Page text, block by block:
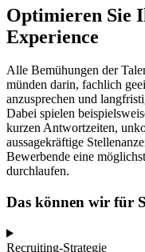
Optimieren Sie
Experience
Alle Bemühungen der
münden darin, fachlich
anzusprechen und
Dabei spielen
kurzen Antwortzeiten,
aussagekräftige
Bewerbende eine
durchlaufen.
Das können wir für
Recruiting-Strategie